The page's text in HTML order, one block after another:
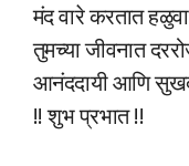
मंद वारे करतात
तुमच्या जीवनात
आनंददायी आणि
!! शुभ प्रभात !!